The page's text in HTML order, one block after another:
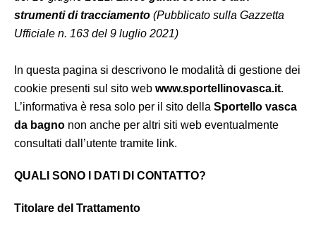
strumenti di tracciamento (Pubblicato sulla Gazzetta
Ufficiale n. 163 del 9 luglio 2021)
In questa pagina si descrivono le modalità di gestione dei
cookie presenti sul sito web www.sportellinovasca.it.
L’informativa è resa solo per il sito della Sportello vasca
da bagno non anche per altri siti web eventualmente
consultati dall’utente tramite link.
QUALI SONO I DATI DI CONTATTO?
Titolare del Trattamento